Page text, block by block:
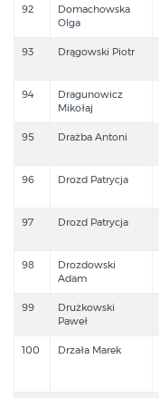
92
Domachowska
Olga
93 Drągowski Piotr
94
Dragunowicz
Mikołaj
95 Drażba Antoni
96 Drozd Patrycja
97 Drozd Patrycja
98
Drozdowski
Adam
99
Drużkowski
Paweł
100 Drzała Marek